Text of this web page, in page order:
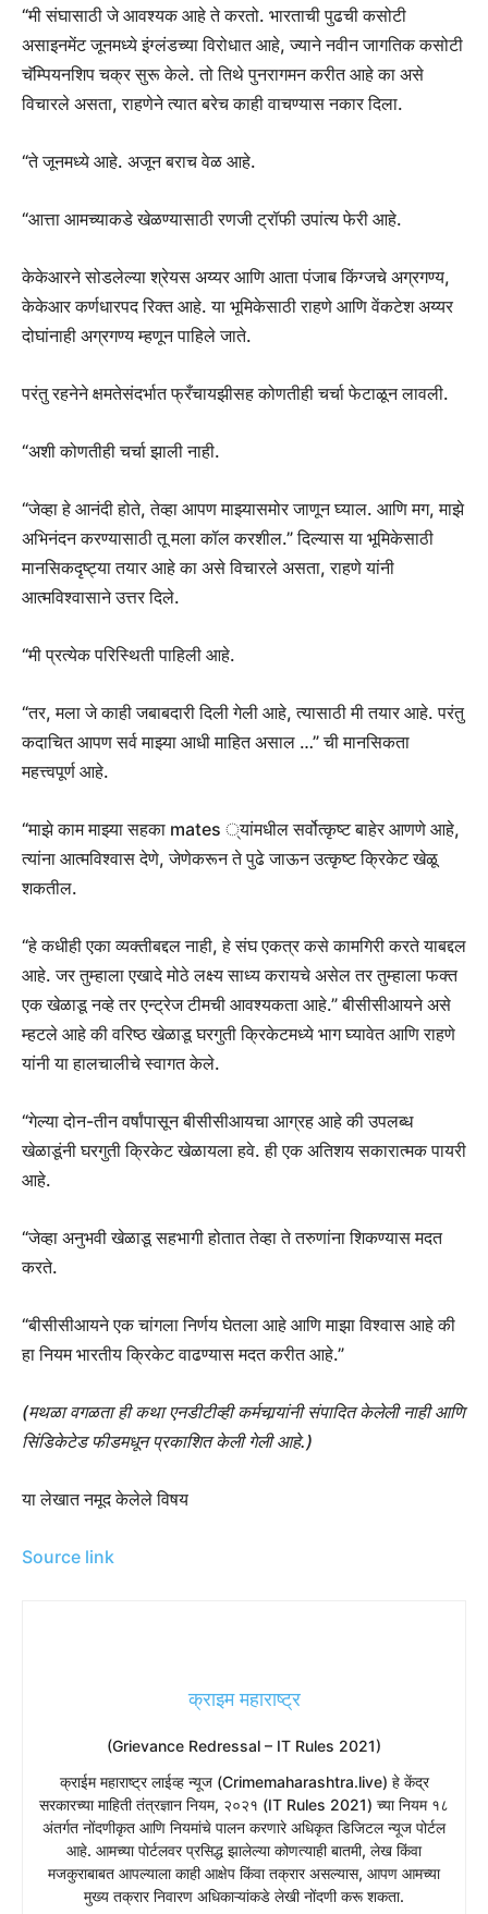
“मी संघासाठी जे आवश्यक आहे ते करतो. भारताची पुढची कसोटी
असाइनमेंट जूनमध्ये इंग्लंडच्या विरोधात आहे, ज्याने नवीन जागतिक कसोटी
चॅम्पियनशिप चक्र सुरू केले. तो तिथे पुनरागमन करीत आहे का असे
विचारले असता, राहणेने त्यात बरेच काही वाचण्यास नकार दिला.
“ते जूनमध्ये आहे. अजून बराच वेळ आहे.
“आत्ता आमच्याकडे खेळण्यासाठी रणजी ट्रॉफी उपांत्य फेरी आहे.
केकेआरने सोडलेल्या श्रेयस अय्यर आणि आता पंजाब किंग्जचे अग्रगण्य,
केकेआर कर्णधारपद रिक्त आहे. या भूमिकेसाठी राहणे आणि वेंकटेश अय्यर
दोघांनाही अग्रगण्य म्हणून पाहिले जाते.
परंतु रहनेने क्षमतेसंदर्भात फ्रँचायझीसह कोणतीही चर्चा फेटाळून लावली.
“अशी कोणतीही चर्चा झाली नाही.
“जेव्हा हे आनंदी होते, तेव्हा आपण माझ्यासमोर जाणून घ्याल. आणि मग, माझे
अभिनंदन करण्यासाठी तू मला कॉल करशील.” दिल्यास या भूमिकेसाठी
मानसिकदृष्ट्या तयार आहे का असे विचारले असता, राहणे यांनी
आत्मविश्वासाने उत्तर दिले.
“मी प्रत्येक परिस्थिती पाहिली आहे.
“तर, मला जे काही जबाबदारी दिली गेली आहे, त्यासाठी मी तयार आहे. परंतु
कदाचित आपण सर्व माझ्या आधी माहित असाल …” ची मानसिकता
महत्त्वपूर्ण आहे.
“माझे काम माझ्या सहका mates ्यांमधील सर्वोत्कृष्ट बाहेर आणणे आहे,
त्यांना आत्मविश्वास देणे, जेणेकरून ते पुढे जाऊन उत्कृष्ट क्रिकेट खेळू
शकतील.
“हे कधीही एका व्यक्तीबद्दल नाही, हे संघ एकत्र कसे कामगिरी करते याबद्दल
आहे. जर तुम्हाला एखादे मोठे लक्ष्य साध्य करायचे असेल तर तुम्हाला फक्त
एक खेळाडू नव्हे तर एन्ट्रेज टीमची आवश्यकता आहे.” बीसीसीआयने असे
म्हटले आहे की वरिष्ठ खेळाडू घरगुती क्रिकेटमध्ये भाग घ्यावेत आणि राहणे
यांनी या हालचालीचे स्वागत केले.
“गेल्या दोन-तीन वर्षांपासून बीसीसीआयचा आग्रह आहे की उपलब्ध
खेळाडूंनी घरगुती क्रिकेट खेळायला हवे. ही एक अतिशय सकारात्मक पायरी
आहे.
“जेव्हा अनुभवी खेळाडू सहभागी होतात तेव्हा ते तरुणांना शिकण्यास मदत
करते.
“बीसीसीआयने एक चांगला निर्णय घेतला आहे आणि माझा विश्वास आहे की
हा नियम भारतीय क्रिकेट वाढण्यास मदत करीत आहे.”
(मथळा वगळता ही कथा एनडीटीव्ही कर्मचार्‍यांनी संपादित केलेली नाही आणि
सिंडिकेटेड फीडमधून प्रकाशित केली गेली आहे.)
या लेखात नमूद केलेले विषय
Source link
क्राइम महाराष्ट्र
(Grievance Redressal – IT Rules 2021)
​क्राईम महाराष्ट्र लाईव्ह न्यूज (Crimemaharashtra.live) हे केंद्र
सरकारच्या माहिती तंत्रज्ञान नियम, २०२१ (IT Rules 2021) च्या नियम १८
अंतर्गत नोंदणीकृत आणि नियमांचे पालन करणारे अधिकृत डिजिटल न्यूज पोर्टल
आहे. आमच्या पोर्टलवर प्रसिद्ध झालेल्या कोणत्याही बातमी, लेख किंवा
मजकुराबाबत आपल्याला काही आक्षेप किंवा तक्रार असल्यास, आपण आमच्या
मुख्य तक्रार निवारण अधिकाऱ्यांकडे लेखी नोंदणी करू शकता.